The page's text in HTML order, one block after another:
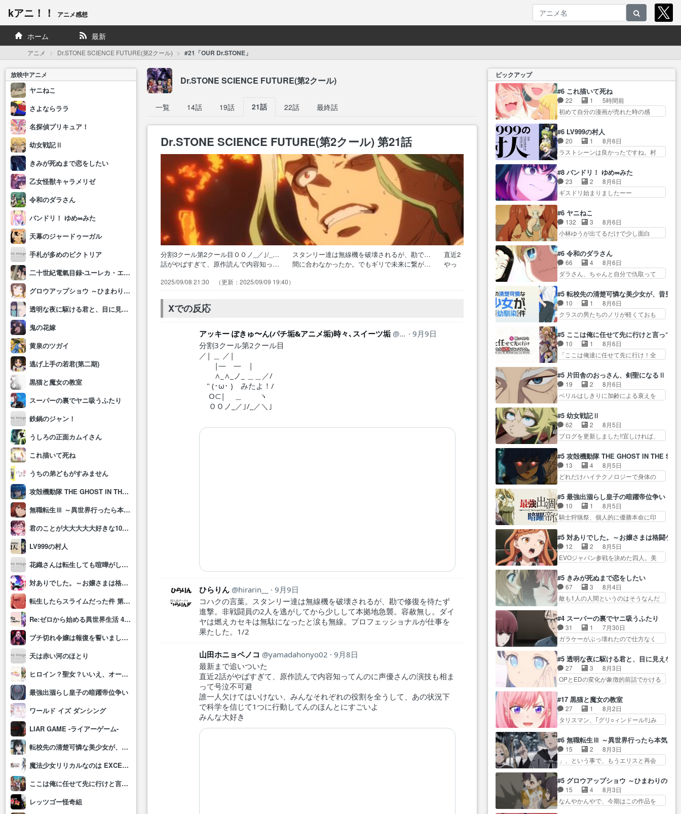
kアニ！！ アニメ感想
ホーム 最新
アニメ Dr.STONE SCIENCE FUTURE(第2クール) #21「OUR Dr.STONE」
放映中アニメ
ヤニねこ
さよならララ
名探偵プリキュア！
幼女戦記Ⅱ
きみが死ぬまで恋をしたい
乙女怪獣キャラメリゼ
令和のダラさん
バンドリ！ ゆめ∞みた
天幕のジャードゥーガル
手札が多めのビクトリア
二十世紀電氣目録-ユーレカ・エヴリカ-
グロウアップショウ ～ひまわりのサーカス団～
透明な夜に駆ける君と、目に見えない恋をした。
鬼の花嫁
黄泉のツガイ
逃げ上手の若君(第二期)
黒猫と魔女の教室
スーパーの裏でヤニ吸うふたり
鉄鍋のジャン！
うしろの正面カムイさん
これ描いて死ね
うちの弟どもがすみません
攻殻機動隊 THE GHOST IN THE SHELL
無職転生Ⅲ ～異世界行ったら本気だす～
君のことが大大大大大好きな100人の彼女(第3期)
LV999の村人
花織さんは転生しても喧嘩がしたい
対ありでした。～お嬢さまは格闘ゲームなんてしない～
転生したらスライムだった件 第4期
Re:ゼロから始める異世界生活 4th season
ブチ切れ令嬢は報復を誓いました。 ～魔導書の力で祖国を叩き潰します～
天は赤い河のほとり
ヒロイン？聖女？いいえ、オールワークスメイドです(誇)！
最強出涸らし皇子の暗躍帝位争い
ワールド イズ ダンシング
LIAR GAME -ライアーゲーム-
転校先の清楚可憐な美少女が、昔男子と思って一緒に遊んだ幼馴染だった件
魔法少女リリカルなのは EXCEEDS Gun Blaze Vengeance
ここは俺に任せて先に行けと言ってから10年がたったら伝説になっていた。
レッツゴー怪奇組
Dr.STONE SCIENCE FUTURE(第2クール)
一覧 14話 19話 21話 22話 最終話
Dr.STONE SCIENCE FUTURE(第2クール) 第21話
分割3クール第2クール目ＯＯノ_／｣/_… スタンリー達は無線機を破壊されるが、勘で… 直近2
話がやばすぎて、原作読んで内容知っ… 間に合わなかったか。でもギリで未来に繋が… やっ
きつけ起こすくらい泣いたわ。こんな見事… 仲間を信じて命を賭けるなんてのは少年漫画…
2025/09/08 21:30 2025/09/09 19:40
Xでの反応
アッキー ぽきゅ〜ん(パチ垢&アニメ垢)時々､スイーツ垢 AkkiPachinkoTV
9月9日
分割3クール第2クール目
／| ＿ ／|
|― ― |
∧_∧_ノ_ ＿＿／/
" (･ω･ ) みたよ！/
O⊂| ＿ ヽ
ＯＯノ_／｣/_／＼｣
ひらりん hirarin__
9月9日
コハクの言葉。スタンリー達は無線機を破壊されるが、勘で修復を待たず
進撃。非戦闘員の2人を逃がしてから少しして本拠地急襲。容赦無し。ダイ
ヤは燃えカセキは無駄になったと涙も無線。プロフェッショナルが仕事を
果たした。1/2
山田ホニョペノコ yamadahonyo02
9月8日
最新まで追いついた
直近2話がやばすぎて、原作読んで内容知ってんのに声優さんの演技も相ま
って号泣不可避
誰一人欠けてはいけない、みんなそれぞれの役割を全うして、あの状況下
で科学を信じて1つに行動してんのほんとにすごいよ
みんな大好き
ピックアップ
#6 これ描いて死ね
22 1
5時間前
初めて自分の漫画が売れた時の感
喜びように貰い泣き。隣の… コ
ミティア開幕前でひちしきり受ける
^^先… 「SEDESUのコミPo!日
記」#496… 情熱の結晶が受け入
しーの過去が入るからより一層感動
する… てっしーの過去が入るか
らより一層感動する… てっしー
る… てっしーの過去が入るから
より一層感動する… てっしーの
過去が入るからより一層感動する…
#6 LV999の村人
20 1
8月6日
ラストシーンは良かったですね。村
鬼モードフィンガーシリ… アリ
スと10年後に結婚の約束をした鏡ず
っ… カジノスタッフ募集するも
集まらない更に追… 王命でクル
ビ… 最強の村人・鏡との出会い
で少しは変わった… やはり何か
悲しい過去がありそうな。鏡の
深そうやね姫を舐… 新キャラが
登場早々変態扱いされてる件。
タ… まだまだお元気そうなお声
で……不意打ち過…
#8 バンドリ！ ゆめ∞みた
23 2
8月6日
ギスドリ始まりましたーー
めっちゃ情緒不安定になってて
怖… 超回復を見守っていかない
と、ですね！！み… 開幕聞き取
りスタッフに定治いなかった？
節介だったりする… ビオラの立
ち回り害悪すぎるお近づきの印
が… ・律っちゃん明るくなった
た一難、律がビオラの呪縛か
ら… 「私はあなたが嫌いなんで
す」「バンドやめ… 何が起きて
いるのか！？次週、みゅーたいぷ…
#6 ヤニねこ
132 3
8月6日
小林ゆうが出てるだけで少し面白
◯◯◯される強制百合を期待
し… ヒグマドンってなんな
ん！？人見知りっぽい… なんな
ら下ネタ0じゃなかったかこんな回
イルドな回だった… 今回はだい
ぶある程度抑えてる？w感じな
気… アルねこ、そうはならんや
生きていたゴキブリ死んでる
GP… アルねこ危険ですよね。健
康的な面で··江… 酔い潰れ行き着
いた江ノ島で、朝日を眺めな…
#6 令和のダラさん
66 4
8月6日
ダラさん、ちゃんと自分で仇取って
じゃないのよケロロじゃ… ロボ
ットに憧れてビーム撃ちたいと…そ
うい… 余りにも凄惨なダラさん
の過去ダラさんの６… 過去編は
い… ガンガガン♪薫がなんかしっ
かり歌ってロマ… 姉巫女の誤
算、クソみたいな嫉妬の末路よ。
ン言うてないで… このアニメは
どこに行くのだろう、面白す
ぎ… 姉のした事はただ単に一族
を絶滅させただけ…
#5 転校先の清楚可憐な美少女が、昔男
10 1
8月6日
クラスの男たちのノリが軽くておも
いを拗らせているタイプ… みな
もちゃんが透けブラしててびっくり
して… レベルのキャラが登場。
相変わらず顔や体の… 隼人が春
じ… 第５話をU-NEXTで視聴しま
した。視聴… ラブコメで天然ジ
ゴロというかナチュラルヒ… み
不安に… 無理なダイエットは禁
物だけど、なかなか結… 「これ
からもお手入れ、がんばりゅ」あり
が…
#5 ここは俺に任せて先に行けと言って
10 1
8月6日
「ここは俺達に任せて先に行け！全
ロックが今、2人にあと… 木下鈴
奈（@0suzuna0）が【マリー…
村ごと乗っ取られてたら流石に気付
かないか… 《漫画版少し読んだ
クは敵に容赦無くブスっといくから
気持… 勇者パーティー再結成し
て先にいけで激アツ… 爆縮、幻
な… ねぇ猫耳ガール、敵の根城
に乗り込む事を同… 世もや替え
が利くと復活Pとは？！もう来週…
#5 片田舎のおっさん、剣聖になるⅡ
19 2
8月6日
ベリルはしきりに加齢による衰えを
ていた限界を超えて命の… いい
んじゃないですか。魔物の群を発見
した… アマプラにて視聴終わ
り！サーベルボア討伐… を言い
り… 先生としてのベリルが好き
だけど、今回みた… 4人だけでサ
ーベルボアを狩りに行く。野
が暴れてると聞い… ちょっと年
齢の事を言いすぎとゆーか言い
訳… ベリルの母もやはり只者じ
ゃなかったかベリ…
#5 幼女戦記Ⅱ
62 2
8月5日
ブログを更新しました!!宜しければ、
選んだゼートゥーア… ゼートゥ
ーアの唯一の手駒が強すぎる笑あ
お… 私にとって完全にご褒美回
ゼー様の葉巻シー… やはりター
が… “貧乏籤百連無料ガチャ”100
連でも1回… 2期入ってから地味
だよね。ただでさえ幼女… 「餌
葉に… ゼートゥーア左遷によっ
て参謀本部の連携が… 緊張感あ
る戦闘描写とギャグ今週の『有能
な…
#5 攻殻機動隊 THE GHOST IN THE
13 4
8月5日
どれだけハイテクノロジーで身体の
なるかと思った回想シー… フチ
コマだいぶ理性持ち始めた。この世
界の… 原作読んだのもう何年も
前なのに、覚えてる… コイルの
導… やまとん1号はどこの部分で
使うのだろう？… 日本とロシア
が絡む政治の話かつ色々な用
しまし… 前回同様『イノセン
ス』を含む押井・神山版… 第５
話「EPISODEラストの母親の気持…
#5 最強出涸らし皇子の暗躍帝位争い
10 1
8月5日
騎士狩猟祭、個人的に優勝本命に印
のが面倒な時は古代魔法… エル
ナがチートすぎる笑アルは最初から
自分… プラネット・ウィズ展開
アツいな「騎士狩猟… 麦茶どこ
ぐ… 第５話をABEMAで視聴しま
した。視聴に… 復讐に燃える吸
血鬼兄弟の弟ですいいキャラ…
皇帝… ウサギ好きそうな王女殿
下がかわいい。幼馴… ついに始
まった狩猟祭。エルナの活躍で上
位…
#5 対ありでした。～お嬢さまは格闘ゲ
12 2
8月5日
EVOジャパン参戦を決めた四人。美
いと思ってた(無くて… 見た目は
気品溢れてるのに中身は…美緒マ
マ… テーマ：格ゲー大会に行く
には？感想は、美… 大会を前に
本… 東京で開催される格ゲー大
会に参加すること… Japanに向け
て外泊届にサインをもらっ… 長
よ… 旅の支度全部やってくれる
先輩、なんだかん… 第５話をｄ
アニメストアで視聴しました。視…
#5 きみが死ぬまで恋をしたい
67 3
8月4日
敵も1人の人間というのはそうなんだ
どういう意味だろうな… ミミを
人間に戻して欲しいでも自分達が代
わ… ご視聴ありがとうございま
した見るたびに切… 誰かと思っ
方… 第５話感想：コ□した相手に
も家族や…､戦… つらい回だ……
つらすぎる……。エスタ先輩…
の関係… 確かに相手にも家族や
大切な人はいるけど、… 白シャ
ツが作業着みたいなもんなんですか
ね…
#4 スーパーの裏でヤニ吸うふたり
31 1
7月30日
ガラケーがぶっ壊れたので仕方なく
年くらいに思ってたけど… やは
り出オチ感が否めず、エピソードの
打率… 田山さんが佐々木さんに
沼っていく…こんな… 佐々木さ
じ… 佐々木がガラケーからスマ
ホに変えるって、… もうドラマ
版孤独のグルメファンコンテン
佐々木さんの優しさ… 先行で見
た時より2人のやり取りに癒しを
感… ABEMA版の7〜8話佐々木が
実年齢以上…
#5 透明な夜に駆ける君と、目に見えない
27 3
8月3日
OPとEDの変化が象徴的前話でかける
った世界。どんな女… そうか、
こんな風に見えてるのかぁ。かけ
る… 完全な両片思いになりまし
たねぇ…OPとE… 余計な物は描
ん… 光も感じない完全な盲目な
んやね…おめかし… 母役に能登
さんって禁じ手使ってきたー！
て良かった本当… 股に海豚を挟
み水上バスでの会話を反芻…
恋… OPEDとも無人バージョンか
ら主人公２人…
#17 黒猫と魔女の教室
27 1
8月2日
タリスマン、｢グリ○ィンドール!!｣み
で力を合わせて倒… アリアはホ
ントスピカが大好きだよね。ツ
ン… 一等級ポテンシャルのアリ
アちゃん可愛くて… そういや、
… とうとうアリアと直接競う場
がきたこれまで… 毎度ながらの
スピカの顔面芸推しのハナち
#6 無職転生Ⅲ ～異世界行ったら本気だ
15 2
8月3日
」、という事で、もうエリスと再会
てルーデウスの成長が確… 人間
関係の清算が粛々と進められている
サラ… サラとの関係に対して完
全に「昔の女」とし… ルーシー
#5 グロウアップショウ ～ひまわりのサ
15 4
8月3日
なんやかんやで、今期はこの作品を